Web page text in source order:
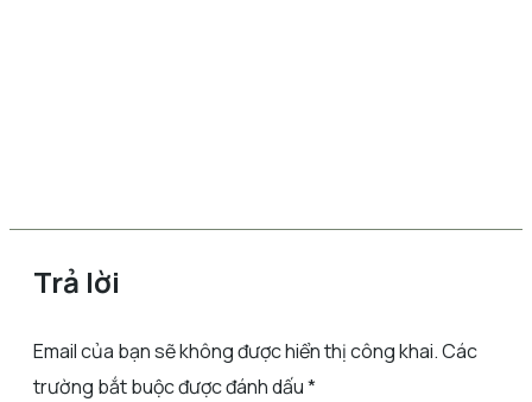
Trả lời
Email của bạn sẽ không được hiển thị công khai.Các
trường bắt buộc được đánh dấu*